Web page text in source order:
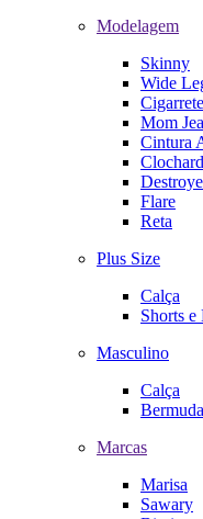
Modelagem
Skinny
Wide
Cigarrete
Mom
Cintura
Clochard
Flare
Reta
Plus Size
Calça
Shorts e
Masculino
Calça
Marcas
Marisa
Sawary